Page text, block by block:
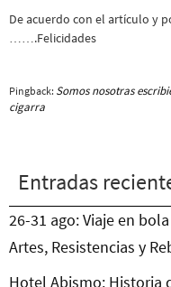
De acuerdo con el artículo y
…….Felicidades
Pingback: Somos nosotras
cigarra
Entradas
26-31 ago: Viaje en
Artes, Resistencias y
Hotel Abismo: Historia